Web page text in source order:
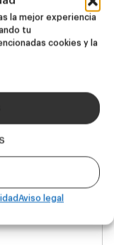
la mejor experiencia
tu
cookies y la
Aviso legal
AGOTADO
Winner Citra
Dinner